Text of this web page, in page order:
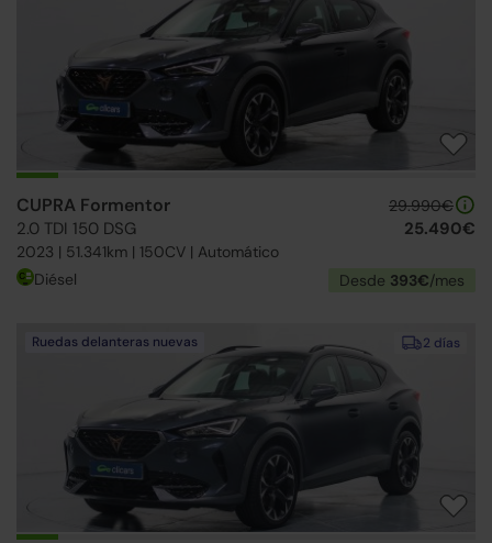
CUPRA Formentor
2.0 TDI 150 DSG
2023 | 51.341km | 150CV | Automático
29.990€
25.490€
Diésel Desde 393€/mes
2 días
Ruedas delanteras nuevas